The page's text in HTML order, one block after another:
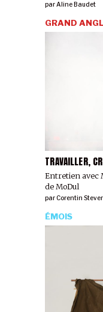
parAline Baudet
TRAVAILLER,
Entretien avec
de MoDul
GRAND
parCorentin
ÉMOIS